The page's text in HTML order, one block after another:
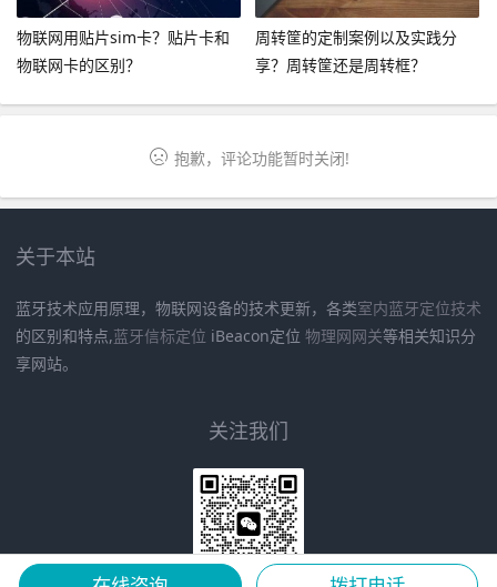
物联网用贴片sim卡？贴片卡和
物联网卡的区别？
周转筐的定制案例以及实践分
享？周转筐还是周转框？
抱歉，评论功能暂时关闭!
关于本站
蓝牙技术应用原理，物联网设备的技术更新，各类室内蓝牙定位技术
的区别和特点,蓝牙信标定位 iBeacon定位 物理网网关等相关知识分
享网站。
关注我们